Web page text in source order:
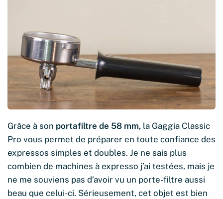
Grâce à son portafiltre de 58 mm, la Gaggia Classic
Pro vous permet de préparer en toute confiance des
expressos simples et doubles. Je ne sais plus
combien de machines à expresso j’ai testées, mais je
ne me souviens pas d’avoir vu un porte-filtre aussi
beau que celui-ci. Sérieusement, cet objet est bien